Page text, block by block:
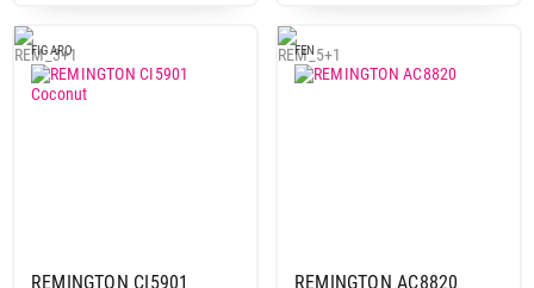
FIGARO
REMINGTON CI5901
FEN
REMINGTON AC8820